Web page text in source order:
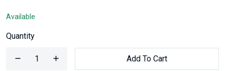
Available
Quantity
Add To Cart